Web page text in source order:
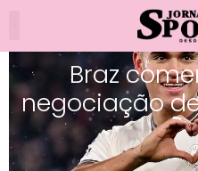
Braz
negociação